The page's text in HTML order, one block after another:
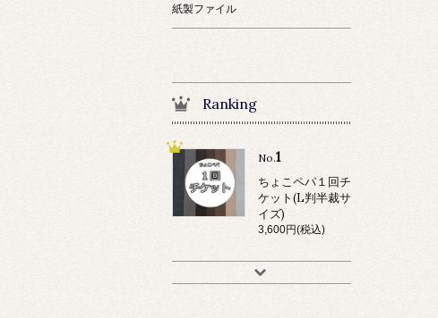
紙製ファイル
Ranking
No.1
ちょこペパ１回チ
ケット(L判半裁サ
イズ)
3,600円(税込)